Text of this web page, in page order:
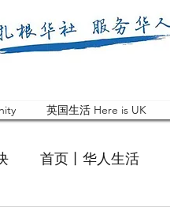
英国生活 Here is UK
首页丨华人生活